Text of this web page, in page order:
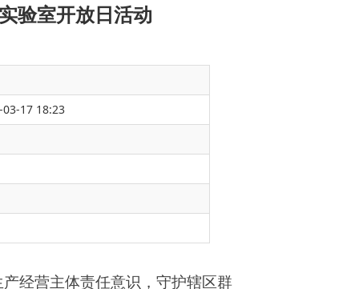
验室开放日活动
03-17 18:23
守护辖区群
动。辖区食品
实际，直观展